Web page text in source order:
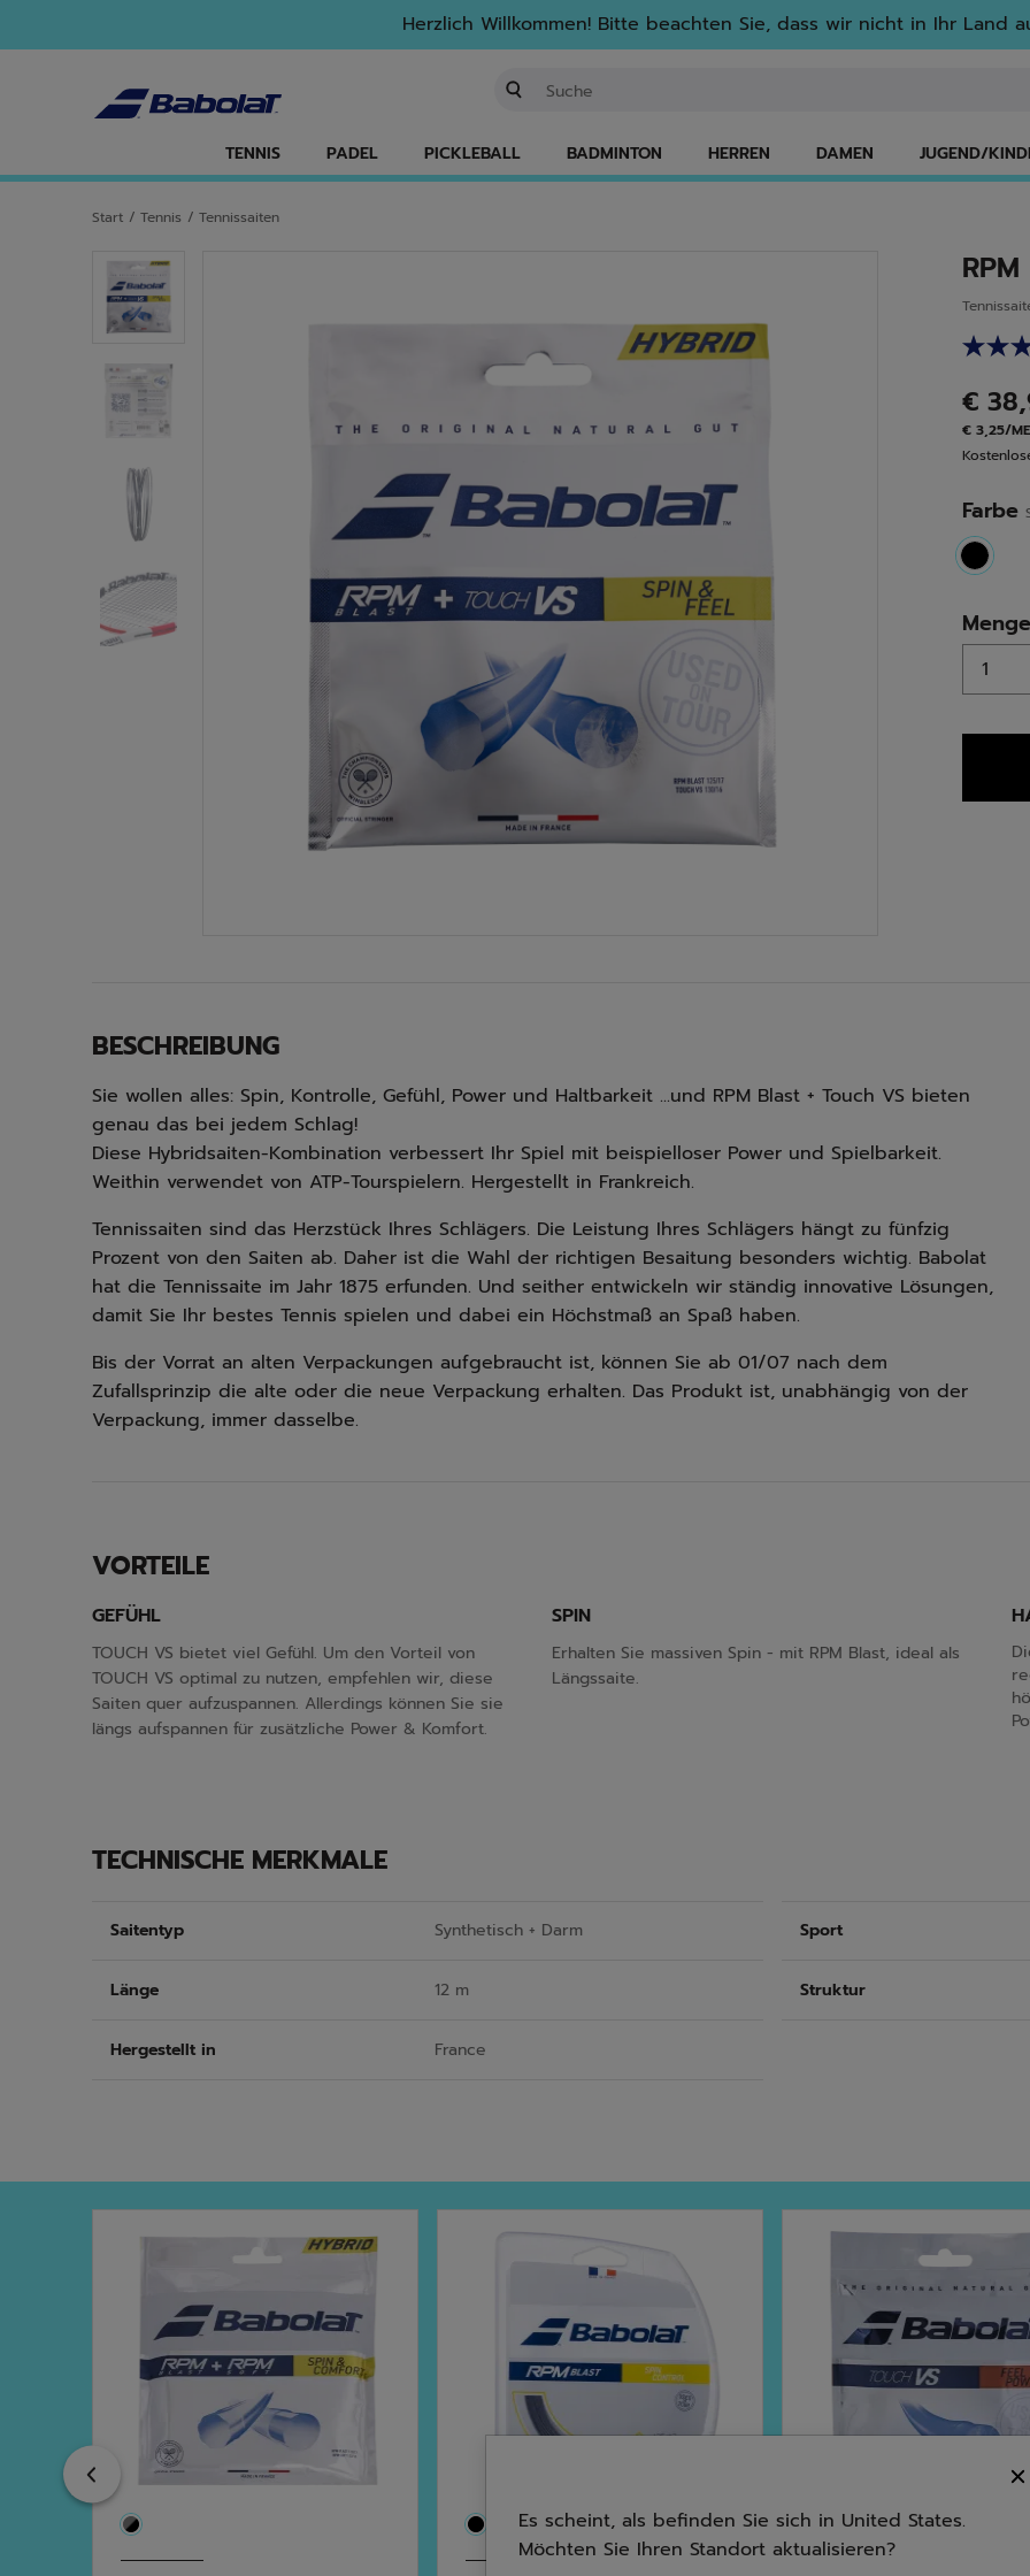
Herzlich Willkommen! Bitte beachten Sie, dass wir nicht in Ihr Land
TENNIS PADEL PICKLEBALL BADMINTON HERREN DAMEN JUGEND/
Start / Tennis / Tennissaiten
€
€ 3,25/
Farbe
Menge
BESCHREIBUNG
Sie wollen alles: Spin, Kontrolle, Gefühl, Power und Haltbarkeit ...und RPM Blast + Touch VS bieten
genau das bei jedem Schlag!
Diese Hybridsaiten-Kombination verbessert Ihr Spiel mit beispielloser Power und Spielbarkeit.
Weithin verwendet von ATP-Tourspielern. Hergestellt in Frankreich.
Tennissaiten sind das Herzstück Ihres Schlägers. Die Leistung Ihres Schlägers hängt zu fünfzig
Prozent von den Saiten ab. Daher ist die Wahl der richtigen Besaitung besonders wichtig. Babolat
hat die Tennissaite im Jahr 1875 erfunden. Und seither entwickeln wir ständig innovative Lösungen,
damit Sie Ihr bestes Tennis spielen und dabei ein Höchstmaß an Spaß haben.
Bis der Vorrat an alten Verpackungen aufgebraucht ist, können Sie ab 01/07 nach dem
Zufallsprinzip die alte oder die neue Verpackung erhalten. Das Produkt ist, unabhängig von der
Verpackung, immer dasselbe.
VORTEILE
GEFÜHL
TOUCH VS bietet viel Gefühl. Um den Vorteil von
TOUCH VS optimal zu nutzen, empfehlen wir, diese
Saiten quer aufzuspannen. Allerdings können Sie sie
längs aufspannen für zusätzliche Power & Komfort.
SPIN
Erhalten Sie massiven Spin - mit RPM Blast, ideal als
Längssaite.
TECHNISCHE MERKMALE
Saitentyp Synthetisch + Darm Sport
Länge 12 m Struktur
Hergestellt in France
Previous
Es scheint, als befinden Sie sich in United States.
Möchten Sie Ihren Standort aktualisieren?